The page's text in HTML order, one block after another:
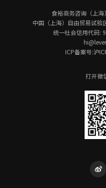
食裕商务咨询（上
中国（上海）自由贸易试
统一社会信用代码:
ICP备案号:沪
打开微